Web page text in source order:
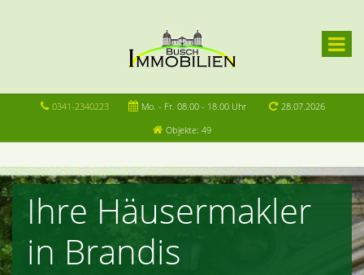
0341-2340223 Mo. - Fr. 08.00 - 18.00 Uhr
28.07.2026
Objekte: 49
Ihre Häusermakler
in Brandis